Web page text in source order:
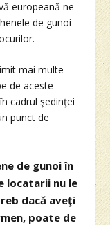
europeană ne
de gunoi
mai multe
de aceste
cadrul şedinţei
punct de
de gunoi în
locatarii nu le
dacă aveţi
poate de